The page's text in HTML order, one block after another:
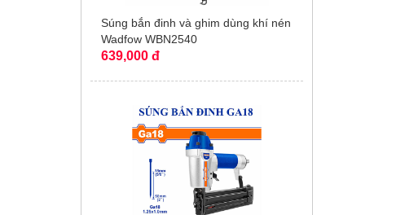
Súng bắn đinh và ghim dùng khí nén
Wadfow WBN2540
639,000 đ